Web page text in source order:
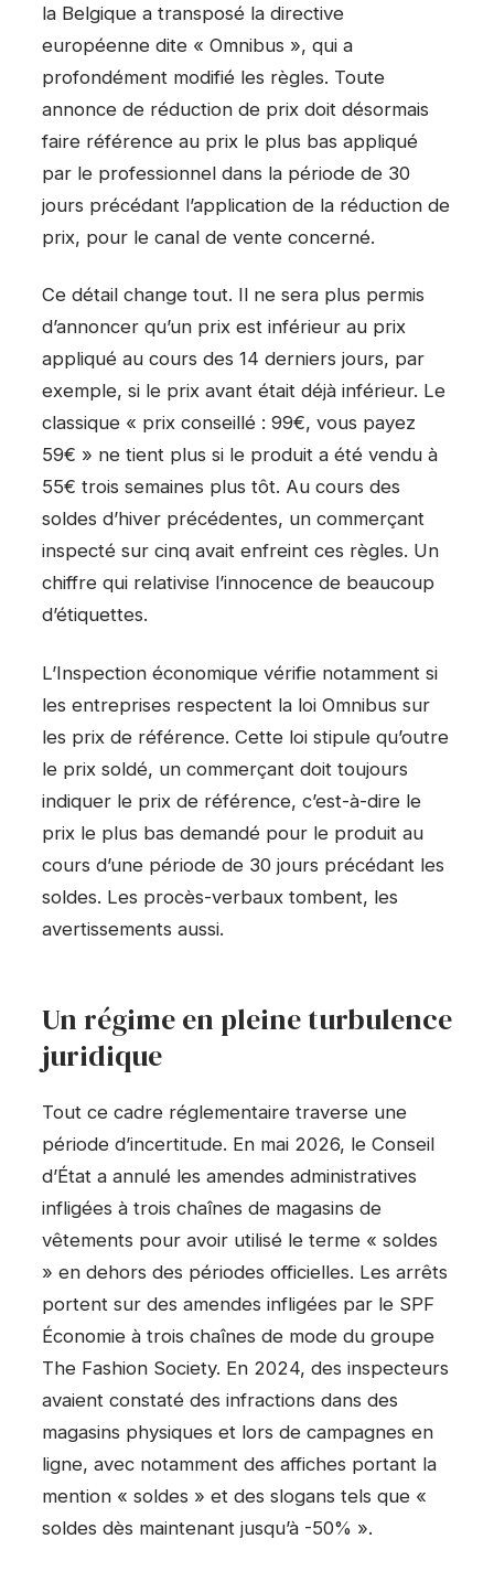
la Belgique a transposé la directive
européenne dite « Omnibus », qui a
profondément modifié les règles. Toute
annonce de réduction de prix doit désormais
faire référence au prix le plus bas appliqué
par le professionnel dans la période de 30
jours précédant l’application de la réduction de
prix, pour le canal de vente concerné.
Ce détail change tout. Il ne sera plus permis
d’annoncer qu’un prix est inférieur au prix
appliqué au cours des 14 derniers jours, par
exemple, si le prix avant était déjà inférieur. Le
classique « prix conseillé : 99€, vous payez
59€ » ne tient plus si le produit a été vendu à
55€ trois semaines plus tôt. Au cours des
soldes d’hiver précédentes, un commerçant
inspecté sur cinq avait enfreint ces règles. Un
chiffre qui relativise l’innocence de beaucoup
d’étiquettes.
L’Inspection économique vérifie notamment si
les entreprises respectent la loi Omnibus sur
les prix de référence. Cette loi stipule qu’outre
le prix soldé, un commerçant doit toujours
indiquer le prix de référence, c’est-à-dire le
prix le plus bas demandé pour le produit au
cours d’une période de 30 jours précédant les
soldes. Les procès-verbaux tombent, les
avertissements aussi.
Un régime en pleine turbulence
juridique
Tout ce cadre réglementaire traverse une
période d’incertitude. En mai 2026, le Conseil
d’État a annulé les amendes administratives
infligées à trois chaînes de magasins de
vêtements pour avoir utilisé le terme « soldes
» en dehors des périodes officielles. Les arrêts
portent sur des amendes infligées par le SPF
Économie à trois chaînes de mode du groupe
The Fashion Society. En 2024, des inspecteurs
avaient constaté des infractions dans des
magasins physiques et lors de campagnes en
ligne, avec notamment des affiches portant la
mention « soldes » et des slogans tels que «
soldes dès maintenant jusqu’à -50% ».